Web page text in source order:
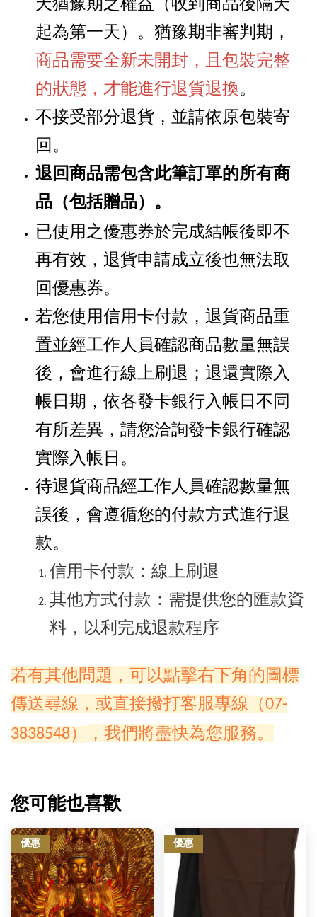
起為第一天） 。猶豫期非審判期，
商品需要全新未開封，且包裝完整
的狀態，才能進行退貨退換。
不接受部分退貨，並請依原包裝寄
回。
退回商品需包含此筆訂單的所有商
品 （包括贈品） 。
已使用之優惠券於完成結帳後即不
再有效，退貨申請成立後也無法取
回優惠券。
若您使用信用卡付款，退貨商品重
置並經工作人員確認商品數量無誤
後，會進行線上刷退；退還實際入
帳日期，依各發卡銀行入帳日不同
有所差異，請您洽詢發卡銀行確認
實際入帳日。
待退貨商品經工作人員確認數量無
誤後，會遵循您的付款方式進行退
款。
信用卡付款：線上刷退
其他方式付款：需提供您的匯款資
料，以利完成退款程序
若有其他問題，可以點擊右下角的圖標
傳送尋線，或直接撥打客服專線 （07-
3838548）
，我們將盡快為您服務。
您可能也喜歡
優惠 優惠